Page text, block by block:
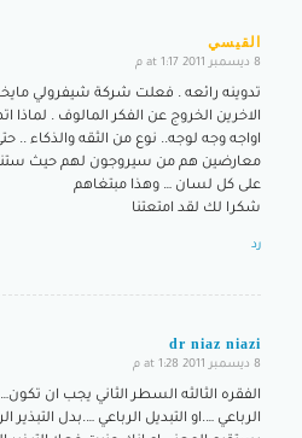
القيسي
says:
8 ديسمبر 2011 at 1:17 م
تدوينه رائعه . فعلت شركة شيفرولي
الاخرين الخروج عن الفكر المالوف . لماذا
اواجه وجه لوجه.. نوع من الثقه والذكاء ..
معارضين هم من سيروجون لهم حيث
على كل لسان … وهذا مبتغاهم
شكرا لك لقد امتعتنا
رد
dr niaz niazi
says:
8 ديسمبر 2011 at 1:28 م
الفقره الثالثه السطر الثاني يجب ان
الرباعي ….او التبديل الرباعي ….بدل التبذير